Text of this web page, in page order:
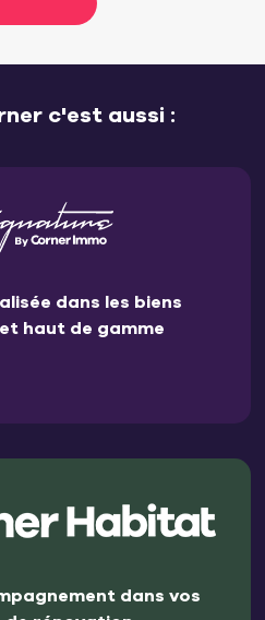
c'est aussi :
dans les biens
haut de gamme
dans vos